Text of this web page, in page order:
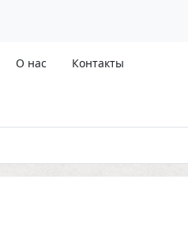
О нас Контакты